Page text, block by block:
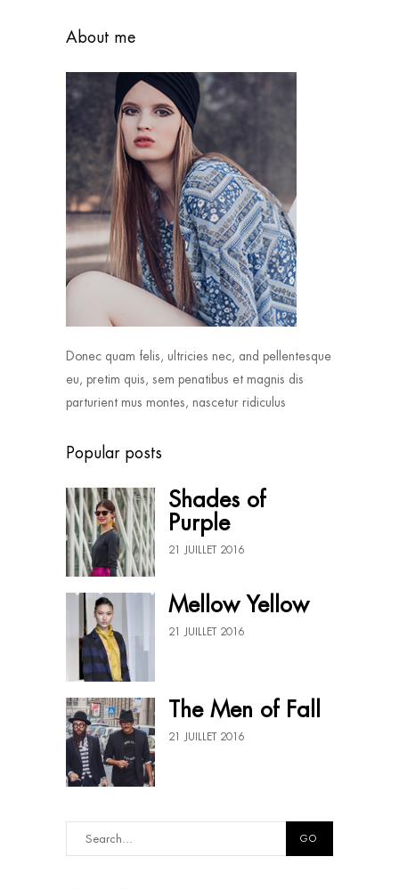
About me
Donec quam felis, ultricies nec, and pellentesque
eu, pretim quis, sem penatibus et magnis dis
parturient mus montes, nascetur ridiculus
Popular posts
Shades of
Purple
21 JUILLET 2016
Mellow Yellow
21 JUILLET 2016
The Men of Fall
21 JUILLET 2016
GO